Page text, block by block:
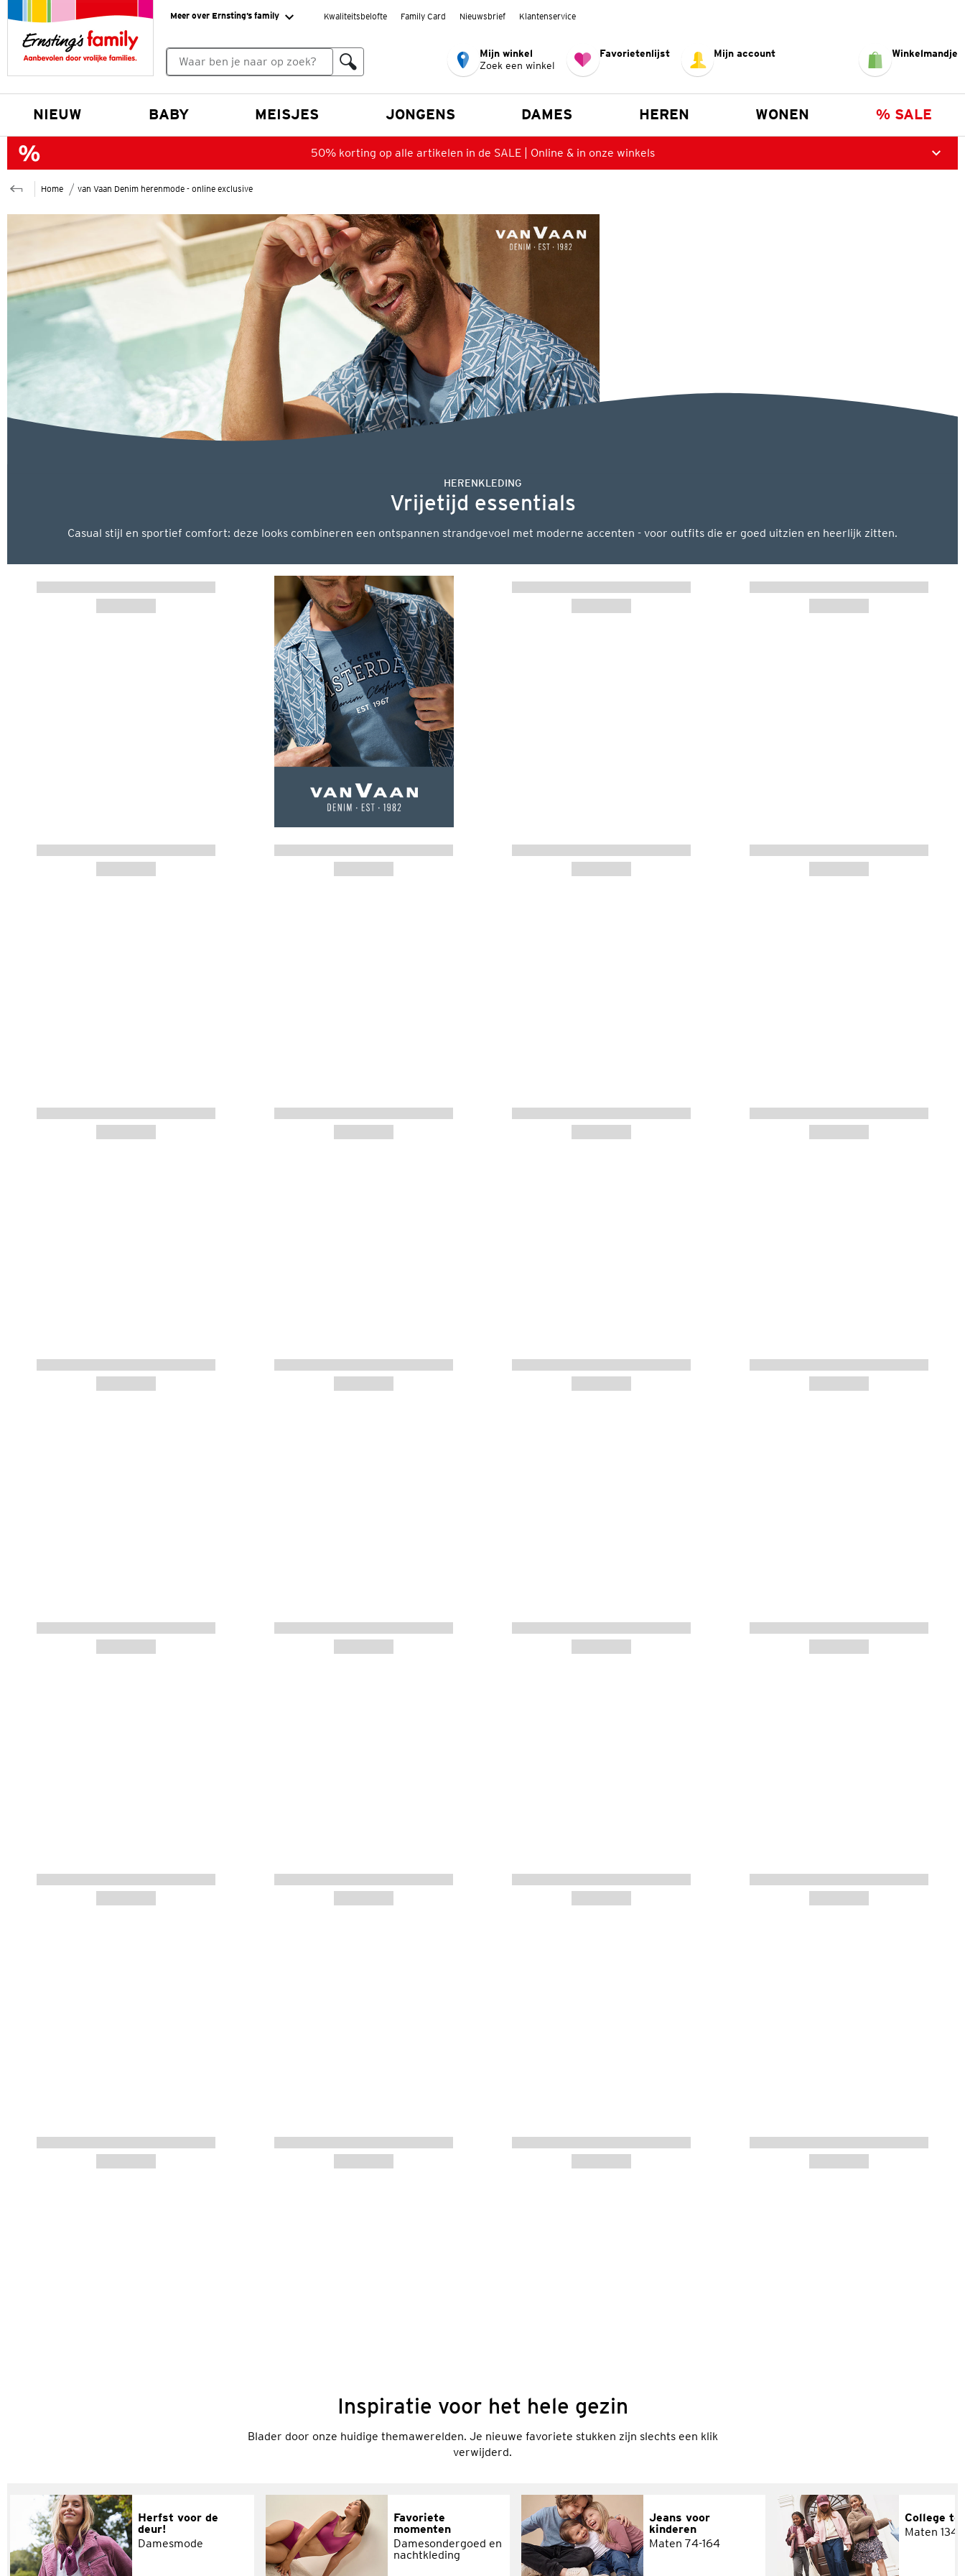
Meer over Ernsting’s family Kwaliteitsbelofte Family Card Nieuwsbrief Klantenservice
Mijn winkel
Zoek een winkel
Favorietenlijst Mijn account Winkelmandje
NIEUW BABY MEISJES JONGENS DAMES HEREN WONEN % SALE
50% korting op alle artikelen in de SALE | Online & in onze winkels
Home van Vaan Denim herenmode - online exclusive
HERENKLEDING
Vrijetijd essentials
Casual stijl en sportief comfort: deze looks combineren een ontspannen strandgevoel met moderne accenten - voor outfits die er goed uitzien en heerlijk zitten.
Inspiratie voor het hele gezin
Blader door onze huidige themawerelden. Je nieuwe favoriete stukken zijn slechts een klik
verwijderd.
Herfst voor de
deur!
Damesmode
Favoriete
momenten
Damesondergoed en
nachtkleding
Jeans voor
kinderen
Maten 74-164
College
Maten 134-